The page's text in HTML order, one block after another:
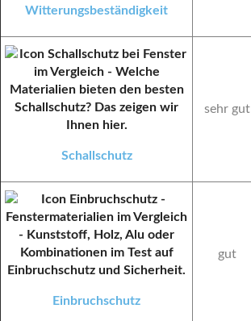
Witterungsbeständigkeit
Schallschutz
sehr gut
Einbruchschutz
gut